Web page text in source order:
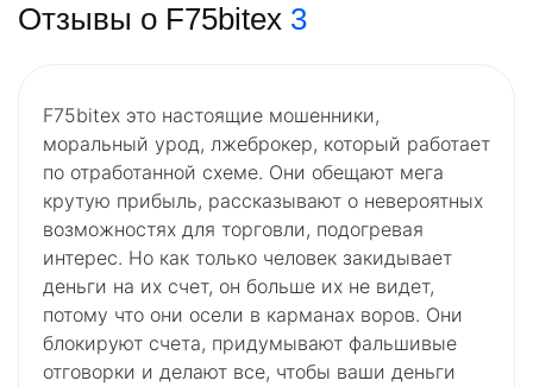
Отзывы о F75bitex 3
F75bitex это настоящие мошенники,
моральный урод, лжеброкер, который работает
по отработанной схеме. Они обещают мега
крутую прибыль, рассказывают о невероятных
возможностях для торговли, подогревая
интерес. Но как только человек закидывает
деньги на их счет, он больше их не видет,
потому что они осели в карманах воров. Они
блокируют счета, придумывают фальшивые
отговорки и делают все, чтобы ваши деньги